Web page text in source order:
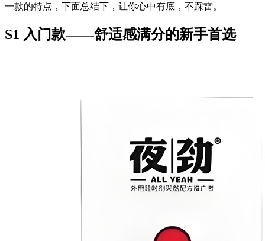
一款的特点，下面总结下，让你心中有底，不踩雷。
S1 入门款——舒适感满分的新手首选